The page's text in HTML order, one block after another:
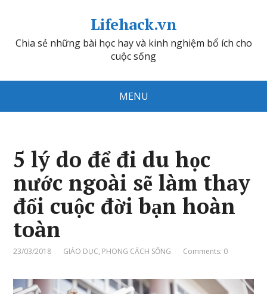
Lifehack.vn
Chia sẻ những bài học hay và kinh nghiệm bổ ích cho
cuộc sống
MENU
5 lý do để đi du học
nước ngoài sẽ làm thay
đổi cuộc đời bạn hoàn
toàn
23/03/2018 GIÁO DỤC, PHONG CÁCH SỐNG Comments: 0